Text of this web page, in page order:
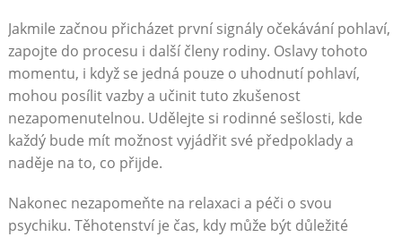
Jakmile začnou přicházet první signály očekávání pohlaví,
zapojte do procesu i další členy rodiny. Oslavy tohoto
momentu, i když se jedná pouze o uhodnutí pohlaví,
mohou posílit vazby a učinit tuto zkušenost
nezapomenutelnou. Udělejte si rodinné sešlosti, kde
každý bude mít možnost vyjádřit své předpoklady a
naděje na to, co přijde.
Nakonec nezapomeňte na relaxaci a péči o svou
psychiku. Těhotenství je čas, kdy může být důležité